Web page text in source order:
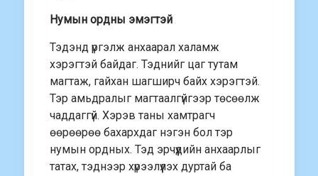
Нумын ордны эмэгтэй
Тэдэнд үргэлж анхаарал халамж
хэрэгтэй байдаг. Тэднийг цаг тутам
магтаж, гайхан шагширч байх хэрэгтэй.
Тэр амьдралыг магтаалгүйгээр төсөөлж
чаддаггүй. Хэрэв таны хамтрагч
өөрөөрөө бахархдаг нэгэн бол тэр
нумын ордных. Тэд эрчүүдийн анхаарлыг
татах, тэднээр хүрээлүүлэх дуртай ба